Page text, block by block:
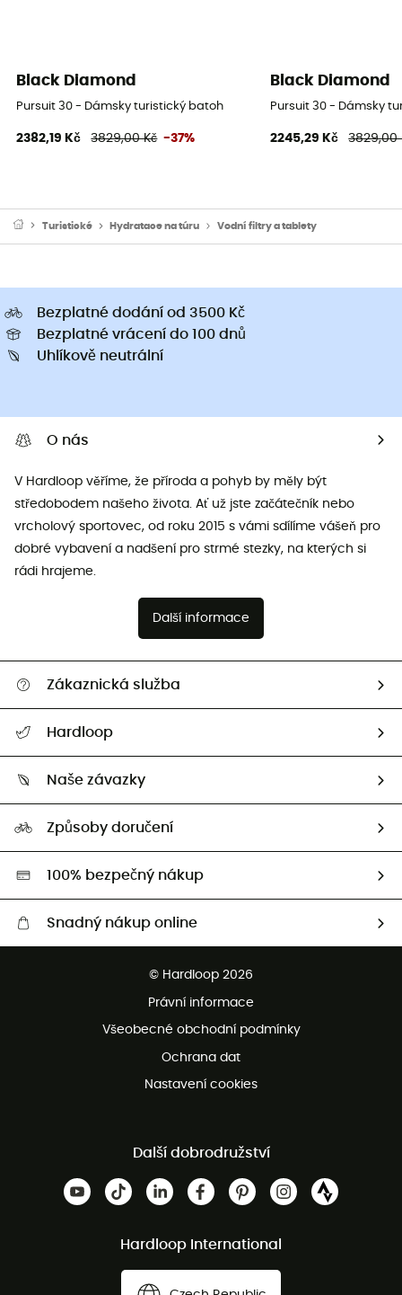
Black Diamond
Pursuit 30 - Dámsky turistický batoh
2382,19 Kč 3829,00 Kč -37%
Black Diamond
Pursuit 30 - Dámsky
2245,29 Kč 3829,00
Turistické Hydratace na túru Vodní filtry a tablety
Bezplatné dodání od 3500 Kč
Bezplatné vrácení do 100 dnů
Uhlíkově neutrální
O nás
V Hardloop věříme, že příroda a pohyb by měly být
středobodem našeho života. Ať už jste začátečník nebo
vrcholový sportovec, od roku 2015 s vámi sdílíme vášeň pro
dobré vybavení a nadšení pro strmé stezky, na kterých si
rádi hrajeme.
Další informace
Zákaznická služba
Vrácení zboží a peněz
Hardloop
Naši Ambasadoři
Naše závazky
HardGreen
Způsoby doručení
100% bezpečný nákup
Snadný nákup online
Bezplatná zákaznická služba
© Hardloop 2026
Právní informace
Všeobecné obchodní podmínky
Ochrana dat
Nastavení cookies
Další dobrodružství
Hardloop International